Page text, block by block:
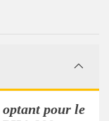
pour le